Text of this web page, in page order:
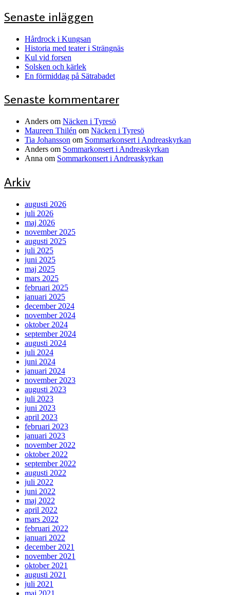
Senaste inläggen
Hårdrock i Kungsan
Historia med teater i Strängnäs
Kul vid forsen
Solsken och kärlek
En förmiddag på Sätrabadet
Senaste kommentarer
Anders om Näcken i Tyresö
Maureen Thilén om Näcken i Tyresö
Tia Johansson om Sommarkonsert i Andreaskyrkan
Anders om Sommarkonsert i Andreaskyrkan
Anna om Sommarkonsert i Andreaskyrkan
Arkiv
augusti 2026
juli 2026
maj 2026
november 2025
augusti 2025
juli 2025
juni 2025
maj 2025
mars 2025
februari 2025
januari 2025
december 2024
november 2024
oktober 2024
september 2024
augusti 2024
juli 2024
juni 2024
januari 2024
november 2023
augusti 2023
juli 2023
juni 2023
april 2023
februari 2023
januari 2023
november 2022
oktober 2022
september 2022
augusti 2022
juli 2022
juni 2022
maj 2022
april 2022
mars 2022
februari 2022
januari 2022
december 2021
november 2021
oktober 2021
augusti 2021
juli 2021